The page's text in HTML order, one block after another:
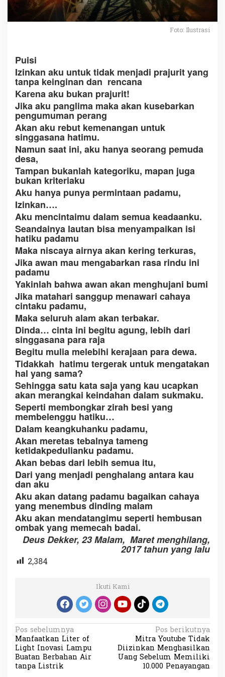
u
s
D
n
g
M
a
l
,
t
l
a
A
U
!
Foto: Ilustrasi
Puisi
Izinkan aku untuk tidak menjadi prajurit yang
tanpa keinginan dan rencana
Karena aku bukan prajurit!
Jika aku panglima maka akan kusebarkan
pengumuman perang
Akan aku rebut kemenangan untuk
singgasana hatimu.
Namun saat ini, aku hanya seorang pemuda
desa,
Tampan bukanlah kategoriku, mapan juga
bukan kriteriaku
Aku hanya punya permintaan padamu,
Izinkan….
Aku mencintaimu dalam semua keadaanku.
Seandainya lautan bisa menyampaikan isi
hatiku padamu
Maka niscaya airnya akan kering terkuras,
Jika awan mau mengabarkan rasa rindu ini
padamu
Yakinlah bahwa awan akan menghujani bumi
Jika matahari sanggup menawari cahaya
cintaku padamu,
Maka seluruh alam akan terbakar.
Dinda… cinta ini begitu agung, lebih dari
singgasana para raja
Begitu mulia melebihi kerajaan para dewa.
Tidakkah hatimu tergerak untuk mengatakan
hal yang sama?
Sehingga satu kata saja yang kau ucapkan
akan merangkai keindahan dalam sukmaku.
Seperti membongkar zirah besi yang
membelenggu hatiku…
Dalam keangkuhanku padamu,
Akan meretas tebalnya tameng
ketidakpedulianku padamu.
Akan bebas dari lebih semua itu,
Dari yang menjadi penghalang antara kau
dan aku
Aku akan datang padamu bagaikan cahaya
yang menembus dinding malam
Aku akan mendatangimu seperti hembusan
ombak yang memecah badai.
Deus Dekker, 23 Malam, Maret menghilang,
2017 tahun yang lalu
2,384
Ikuti Kami
N
a
v
Pos sebelumnya
Manfaatkan Liter of
Light Inovasi Lampu
Buatan Berbahan Air
tanpa Listrik
Pos berikutnya
Mitra Youtube Tidak
Diizinkan Menghasilkan
Uang Sebelum Memiliki
10.000 Penayangan